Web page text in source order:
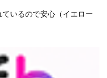
ているので安心（イエロー